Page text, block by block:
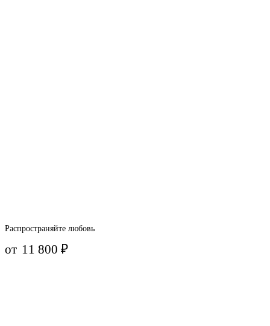
Распространяйте любовь
от 11 800₽